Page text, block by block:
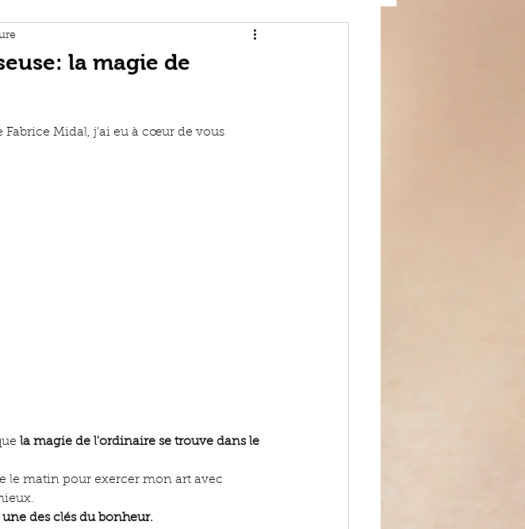
la magie de
Fabrice Midal, j'ai eu à cœur de vous
la magie de l'ordinaire se trouve dans le
le matin pour exercer mon art avec
des clés du bonheur.